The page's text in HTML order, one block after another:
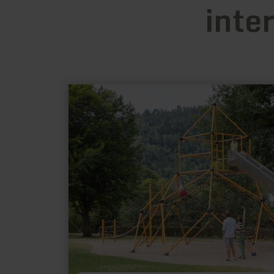
learn
more
about:
Spielplatz
Einruhr